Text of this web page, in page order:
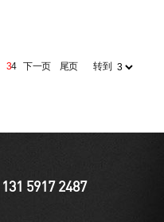
34 下一页 尾页 转到
131 5917 2487